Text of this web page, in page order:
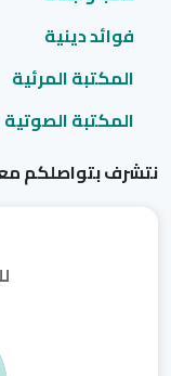
فوائد دينية
المكتبة المرئية
المكتبة الصوتية
نتشرف بتواصلكم